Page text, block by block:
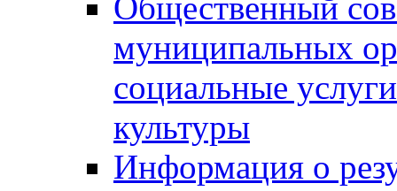
муниципальных
социальные
культуры
Информация о